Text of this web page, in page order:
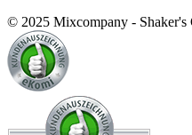
© 2025 Mixcompany - Shaker's